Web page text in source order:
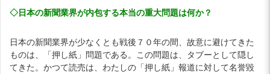
◇日本の新聞業界が内包する本当の重大問題は何か？
日本の新聞業界が少なくとも戦後７０年の間、故意に避けてきた
ものは、「押し紙」問題である。この問題は、タブーとして隠し
てきた。かつて読売は、わたしの「押し紙」報道に対して名誉毀